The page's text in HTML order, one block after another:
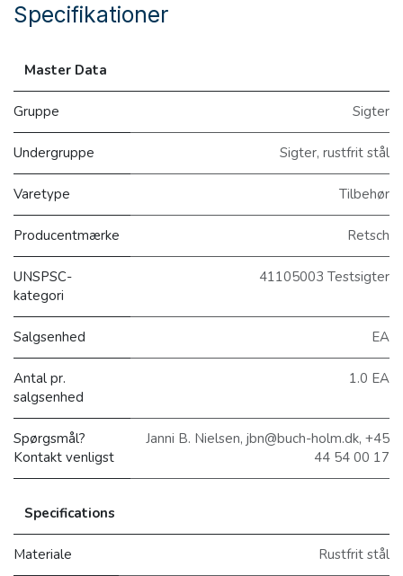
Specifikationer
Master Data
Gruppe Sigter
Undergruppe Sigter, rustfrit stål
Varetype Tilbehør
Producentmærke Retsch
UNSPSC-
kategori
41105003 Testsigter
Salgsenhed EA
Antal pr.
salgsenhed
1.0 EA
Spørgsmål?
Kontakt venligst
Janni B. Nielsen, jbn@buch-holm.dk, +45
44 54 00 17
Specifications
Materiale Rustfrit stål